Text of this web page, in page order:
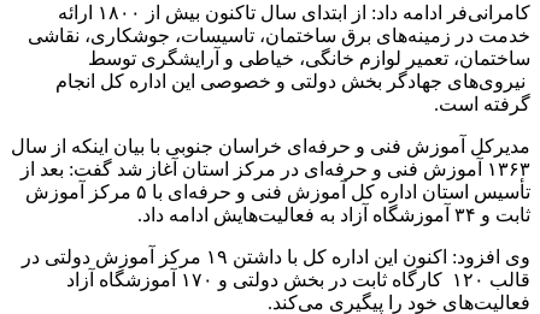
کامرانی‌فر ادامه داد: از ابتدای سال تاکنون بیش از ۱۸۰۰ ارائه
خدمت در زمینه‌های برق ساختمان، تاسیسات، جوشکاری، نقاشی
ساختمان، تعمیر لوازم خانگی، خیاطی و آرایشگری توسط
نیروی‌های جهادگر بخش دولتی و خصوصی این اداره کل انجام
گرفته است.
مدیرکل آموزش فنی و حرفه‌ای خراسان جنوبی با بیان اینکه از سال
۱۳۶۳ آموزش فنی و حرفه‌ای در مرکز استان آغاز شد گفت: بعد از
تأسیس استان اداره کل آموزش فنی و حرفه‌ای با ۵ مرکز آموزش
ثابت و ۳۴ آموزشگاه آزاد به فعالیت‌هایش ادامه داد.
وی افزود: اکنون این اداره کل با داشتن ۱۹ مرکز آموزش دولتی در
قالب ۱۲۰ کارگاه ثابت در بخش دولتی و ۱۷۰ آموزشگاه آزاد
فعالیت‌های خود را پیگیری می‌کند.